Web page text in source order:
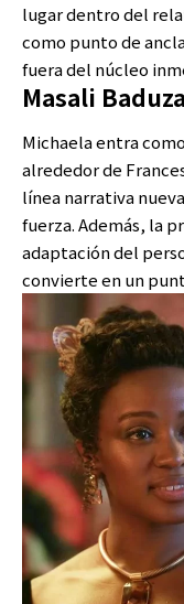
lugar dentro del
como punto de
fuera del núcleo
Masali
Michaela entra
alrededor de
línea narrativa
fuerza. Además, la
adaptación del
convierte en un